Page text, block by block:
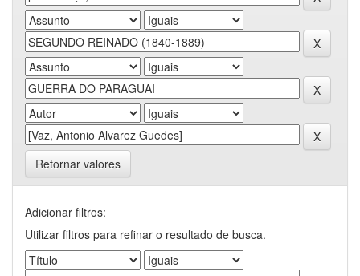
Retornar valores
Adicionar filtros:
Utilizar filtros para refinar o resultado de busca.